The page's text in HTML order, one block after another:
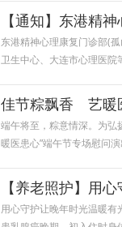
【通知】东港精
东港精神心理康复门诊部(
卫生中心、大连市心理医
佳节粽飘香 艺暖
端午将至，粽意情深。为弘
暖医患心”端午节专场慰问
【养老照护】用
用心守护让晚年时光温暖